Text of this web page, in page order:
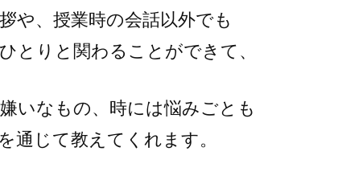
や、授業時の会話以外でも
とりと関わることができて、
いなもの、時には悩みごとも
通じて教えてくれます。